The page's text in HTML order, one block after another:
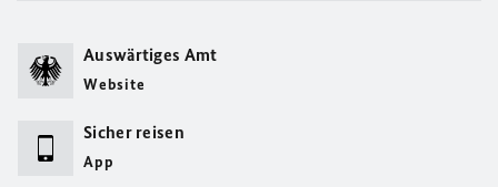
Auswärtiges Amt
Website
Sicher reisen
App